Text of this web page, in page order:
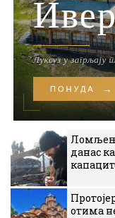
данас
отима